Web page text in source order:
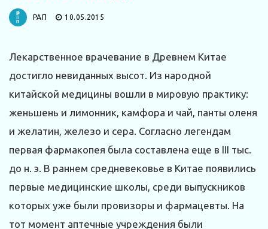
РАП 10.05.2015
Лекарственное врачевание в Древнем Китае
достигло невиданных высот. Из народной
китайской медицины вошли в мировую практику:
женьшень и лимонник, камфора и чай, панты оленя
и желатин, железо и сера. Согласно легендам
первая фармакопея была составлена еще в III тыс.
до н. э. В раннем средневековье в Китае появились
первые медицинские школы, среди выпускников
которых уже были провизоры и фармацевты. На
тот момент аптечные учреждения были